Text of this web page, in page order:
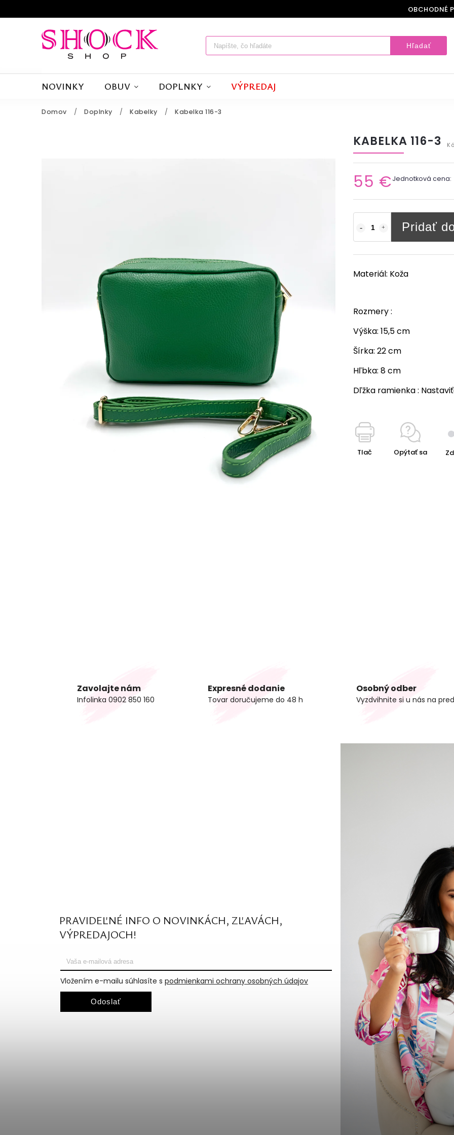
OBCHODNÉ
Hľadať
NOVINKY OBUV DOPLNKY VÝPREDAJ
Domov / Doplnky / Kabelky / Kabelka 116-3
KABELKA 116-3
55 €Jednotková cena:
Pridať
Materiál: Koža
Rozmery :
Výška: 15,5 cm
Šírka: 22 cm
Hľbka: 8 cm
Dľžka ramienka :
Tlač Opýtať sa
Zavolajte nám
Infolinka 0902 850 160
Expresné dodanie
Tovar doručujeme do 48 h
Osobný odber
Vyzdvihnite si u nás na
PRAVIDEĽNÉ INFO O NOVINKÁCH, ZĽAVÁCH,
VÝPREDAJOCH!
Vložením e-mailu súhlasíte s podmienkami ochrany osobných údajov
Odoslať